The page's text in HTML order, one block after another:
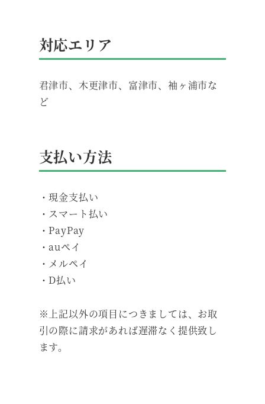
対応エリア
君津市、木更津市、富津市、袖ヶ浦市な
ど
支払い方法
・現金支払い
・スマート払い
・PayPay
・auペイ
・メルペイ
・D払い
※上記以外の項目につきましては、お取
引の際に請求があれば遅滞なく提供致し
ます。